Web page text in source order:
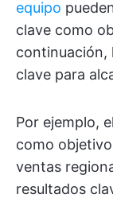
equipo
clave como
continuación,
clave para
Por ejemplo,
como
ventas
resultados